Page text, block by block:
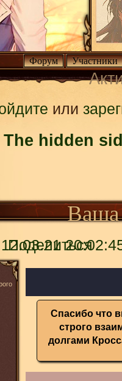
Форум Участники
или
The hidden
Ваша
Поделиться
12.03.21
Спасибо что
строго
долгами